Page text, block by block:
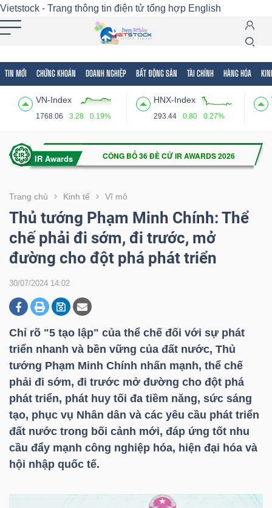
Vietstock - Trang thông tin điện tử tổng hợp English
TIN MỚI CHỨNG KHOÁN DOANH NGHIỆP BẤT ĐỘNG SẢN TÀI CHÍNH HÀNG HÓA
VN-Index
1768.06 3.28 0.19%
HNX-Index
293.44 0.80 0.27%
Trang chủ Kinh tế Vĩ mô
Thủ tướng Phạm Minh Chính: Thể
chế phải đi sớm, đi trước, mở
đường cho đột phá phát triển
30/07/2024 14:02
Chỉ rõ "5 tạo lập" của thể chế đối với sự phát
triển nhanh và bền vững của đất nước, Thủ
tướng Phạm Minh Chính nhấn mạnh, thể chế
phải đi sớm, đi trước mở đường cho đột phá
phát triển, phát huy tối đa tiềm năng, sức sáng
tạo, phục vụ Nhân dân và các yêu cầu phát triển
đất nước trong bối cảnh mới, đáp ứng tốt nhu
cầu đẩy mạnh công nghiệp hóa, hiện đại hóa và
hội nhập quốc tế.
Tất cả Tính năng Ngành Mã chứng khoán
Tính
(-)
VIETSTOCK
CHỨNG
KHOÁN
DOANH
NGHIỆP
BẤT
ĐỘNG
SẢN
CHÍNH